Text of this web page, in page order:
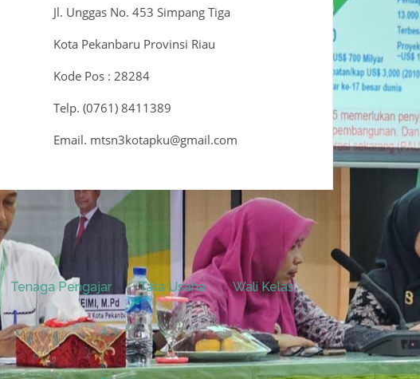
Jl. Unggas No. 453 Simpang Tiga
Kota Pekanbaru Provinsi Riau
Kode Pos : 28284
Telp. (0761) 8411389
Email. mtsn3kotapku@gmail.com
Tenaga Pengajar Tata Usaha Wali Kelas